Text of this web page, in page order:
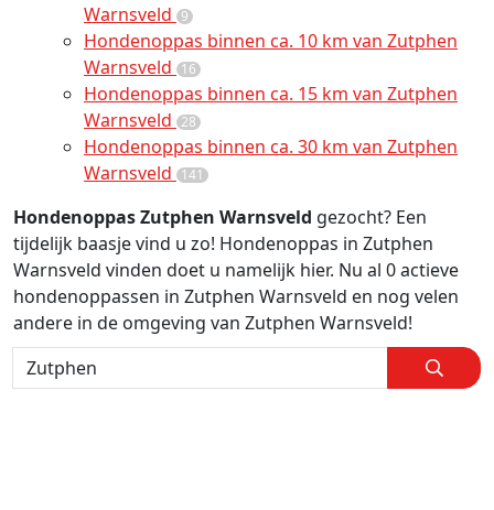
Warnsveld 9
Hondenoppas binnen ca. 10 km van Zutphen
Warnsveld 16
Hondenoppas binnen ca. 15 km van Zutphen
Warnsveld 28
Hondenoppas binnen ca. 30 km van Zutphen
Warnsveld 141
Hondenoppas Zutphen Warnsveld gezocht? Een
tijdelijk baasje vind u zo! Hondenoppas in Zutphen
Warnsveld vinden doet u namelijk hier. Nu al 0 actieve
hondenoppassen in Zutphen Warnsveld en nog velen
andere in de omgeving van Zutphen Warnsveld!